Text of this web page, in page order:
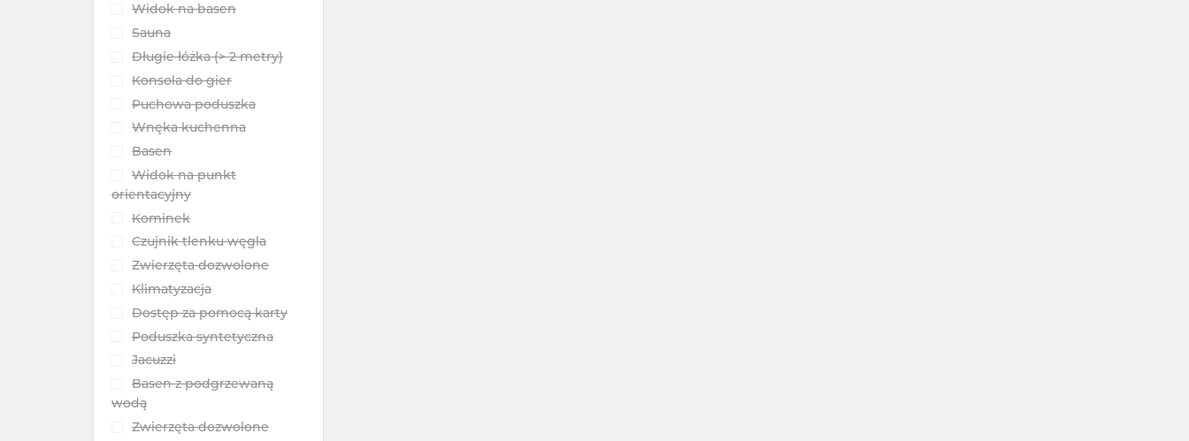
Widok na basen
Sauna
Długie łóżka (> 2 metry)
Konsola do gier
Puchowa poduszka
Wnęka kuchenna
Basen
Widok na punkt
orientacyjny
Kominek
Czujnik tlenku węgla
Zwierzęta dozwolone
Klimatyzacja
Dostęp za pomocą karty
Poduszka syntetyczna
Jacuzzi
Basen z podgrzewaną
wodą
Zwierzęta dozwolone